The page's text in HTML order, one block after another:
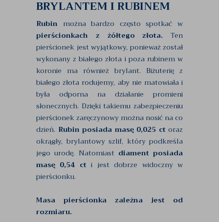
BRYLANTEM I RUBINEM
Rubin można bardzo często spotkać w
pierścionkach z żółtego złota. Ten
pierścionek jest wyjątkowy, ponieważ został
wykonany z białego złota i poza rubinem w
koronie ma również brylant. Biżuterię z
białego złota rodujemy, aby nie matowiała i
była odporna na działanie promieni
słonecznych. Dzięki takiemu zabezpieczeniu
pierścionek zaręczynowy można nosić na co
dzień. Rubin posiada masę 0,025 ctoraz
okrągły, brylantowy szlif, który podkreśla
jego urodę. Natomiast diament posiada
masę 0,54 cti jest dobrze widoczny w
pierścionku.
Masa pierścionka zależna jest od
rozmiaru.